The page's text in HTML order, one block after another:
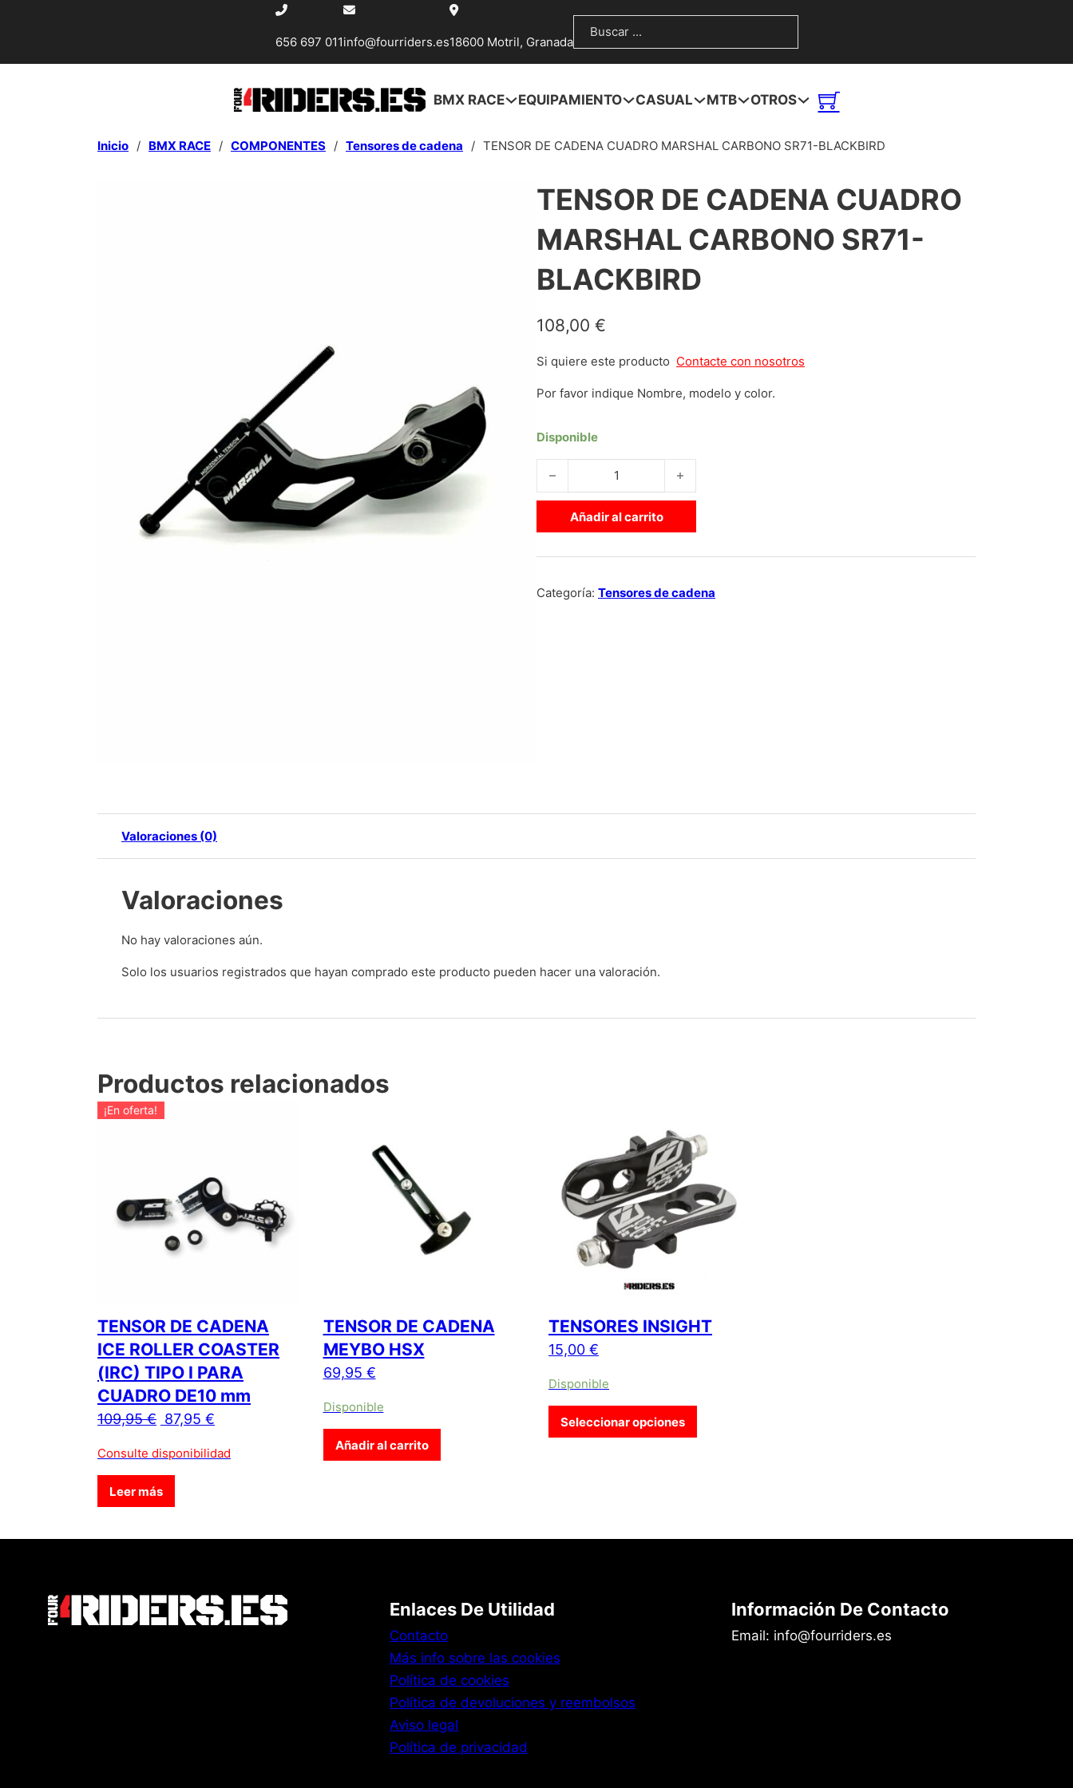
656 697 011info@fourriders.es18600 Motril, GranadaBuscar
BMX RACE EQUIPAMIENTO CASUAL MTB OTROS
Inicio / BMX RACE / COMPONENTES / Tensores de cadena / TENSOR DE CADENA CUADRO MARSHAL CARBONO SR71-BLACKBIRD
TENSOR DE CADENA CUADRO
MARSHAL CARBONO SR71-
BLACKBIRD
108,00 €
Si quiere este producto Contacte con nosotros
Por favor indique Nombre, modelo y color.
Disponible
TENSOR DE CADENA CUADRO MARSHAL CARBONO SR71-BLACKBIRD cantidad
Añadir al carrito
Categoría: Tensores de cadena
Valoraciones (0)
Valoraciones
No hay valoraciones aún.
Solo los usuarios registrados que hayan comprado este producto pueden hacer una valoración.
Productos relacionados
¡En oferta!
TENSOR DE CADENA
ICE ROLLER COASTER
(IRC) TIPO I PARA
CUADRO DE10 mm
109,95€ El precio original era: 109,95 €.
87,95 € El precio actual es: 87,95 €.
Consulte disponibilidad
Leer más
TENSOR DE CADENA
MEYBO HSX
69,95 €
Disponible
Añadir al carrito
TENSORES INSIGHT
15,00 €
Disponible
Seleccionar opciones
Enlaces De Utilidad
Contacto
Más info sobre las cookies
Política de cookies
Política de devoluciones y reembolsos
Aviso legal
Política de privacidad
Información De Contacto
Email: info@fourriders.es